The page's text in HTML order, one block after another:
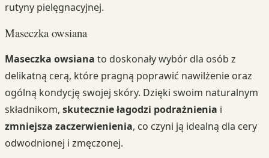
rutyny pielęgnacyjnej.
Maseczka owsiana
Maseczka owsiana to doskonały wybór dla osób z
delikatną cerą, które pragną poprawić nawilżenie oraz
ogólną kondycję swojej skóry. Dzięki swoim naturalnym
składnikom, skutecznie łagodzi podrażnienia i
zmniejsza zaczerwienienia, co czyni ją idealną dla cery
odwodnionej i zmęczonej.